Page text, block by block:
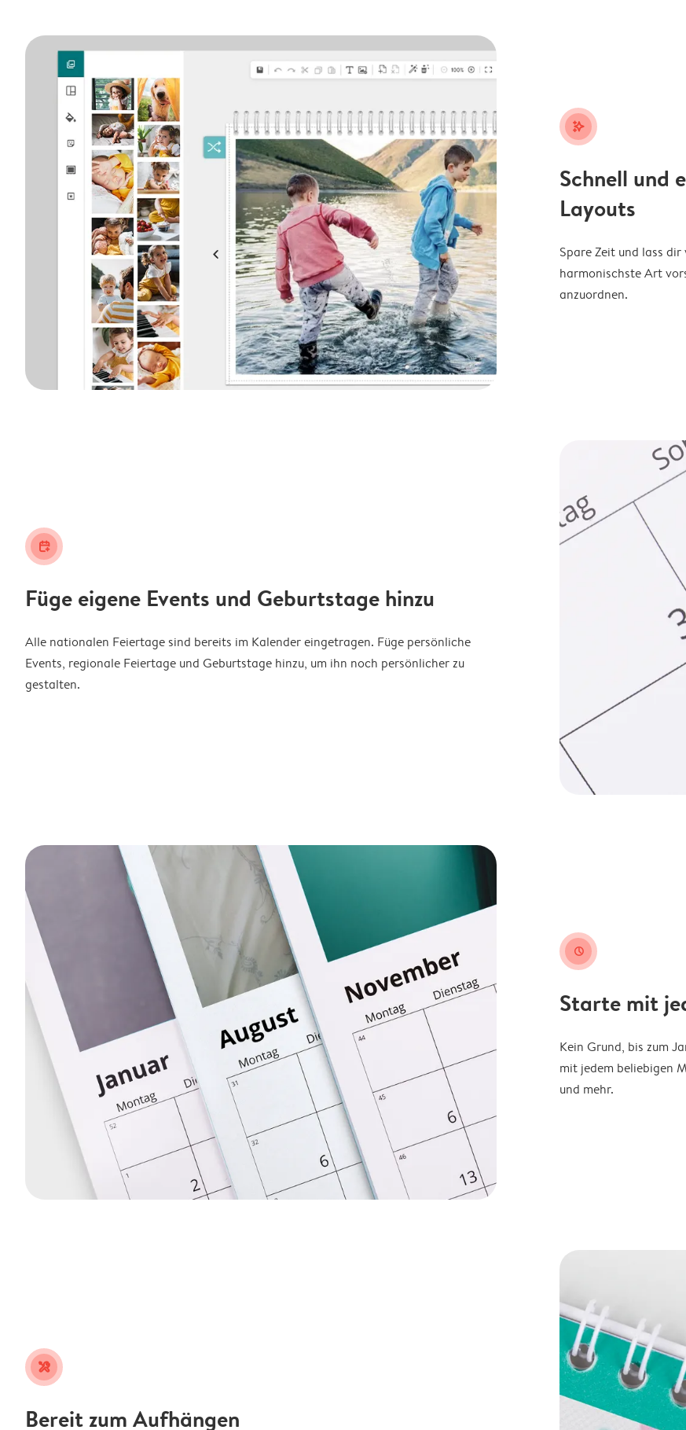
stars_plus
Schnell und
Layouts
Spare Zeit und lass
harmonischste Art
anzuordnen.
calendar_plus
Füge eigene Events und Geburtstage hinzu
Alle nationalen Feiertage sind bereits im Kalender eingetragen. Füge persönliche
Events, regionale Feiertage und Geburtstage hinzu, um ihn noch persönlicher zu
gestalten.
clock
Starte mit
Kein Grund, bis zum
mit jedem beliebigen
und mehr.
tools
Bereit zum Aufhängen